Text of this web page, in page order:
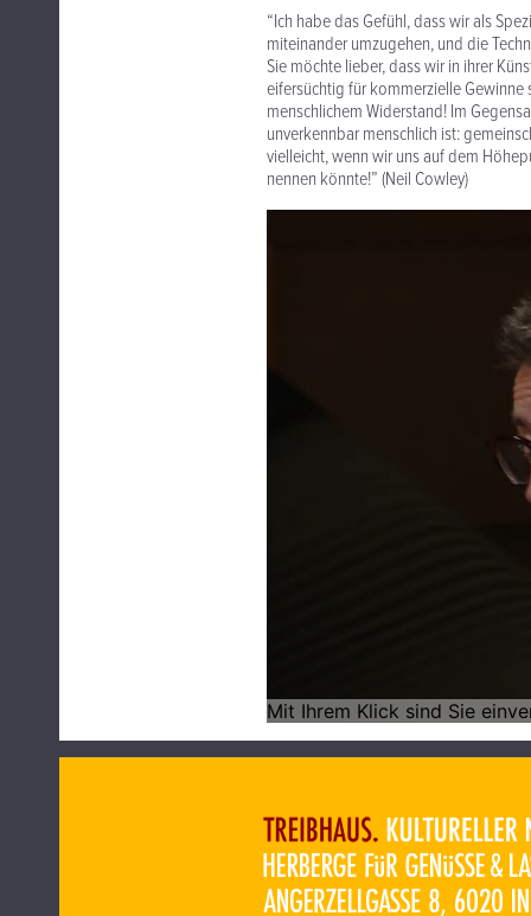
“Ich habe das Gefühl, dass wir als
miteinander umzugehen, und die
Sie möchte lieber, dass wir in ihrer
eifersüchtig für kommerzielle Gewinne
menschlichem Widerstand! Im
unverkennbar menschlich ist:
vielleicht, wenn wir uns auf dem
nennen könnte!” (Neil Cowley)